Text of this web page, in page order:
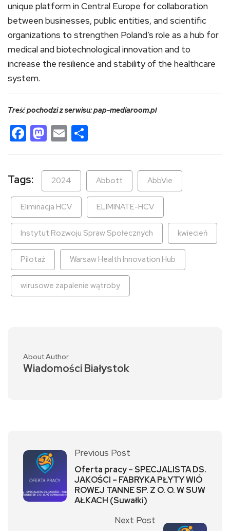
unique platform in Central Europe for collaboration
between businesses, public entities, and scientific
organizations to strengthen Poland’s role as a hub for
medical and biotechnological innovation and to
increase the resilience and stability of the healthcare
system.
Treść pochodzi z serwisu: pap-mediaroom.pl
Facebook
Mastodon
Email
Tags: 2024 Abbott AbbVie
Eliminacja HCV ELIMINATE-HCV
Instytut Rozwoju Spraw Społecznych kwiecień
Pilotaż Warsaw Health Innovation Hub
wirusowe zapalenie wątroby
About Author
Wiadomości Białystok
Previous Post
Oferta pracy – SPECJALISTA DS.
JAKOŚCI – FABRYKA PŁYTY WIÓ
ROWEJ TANNE SP. Z O. O. W SUW
AŁKACH (Suwałki)
Next Post